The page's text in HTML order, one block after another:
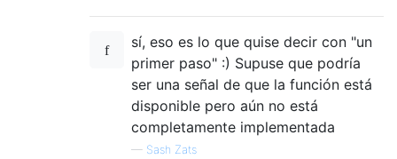
sí, eso es lo que quise decir con "un
primer paso" :) Supuse que podría
ser una señal de que la función está
disponible pero aún no está
completamente implementada
— Sash Zats